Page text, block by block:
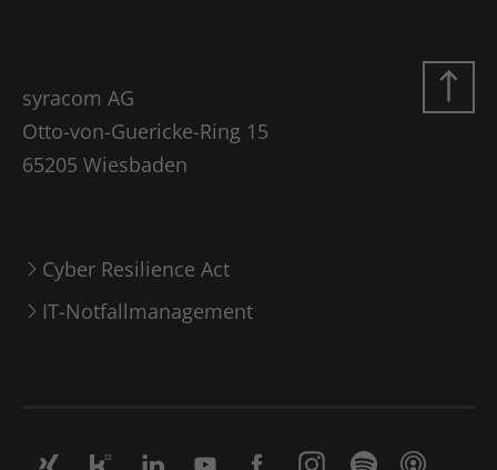
syracom AG
Otto-von-Guericke-Ring 15
65205 Wiesbaden
Cyber Resilience Act
IT-Notfallmanagement